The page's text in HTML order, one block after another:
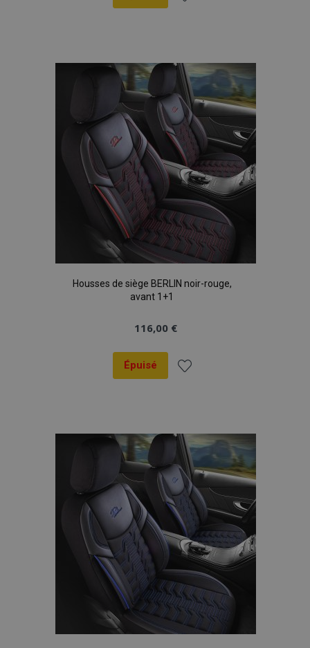
liste
d'achats
Housses de siège BERLIN noir-rouge,
avant 1+1
116,00 €
Épuisé
liste
d'achats